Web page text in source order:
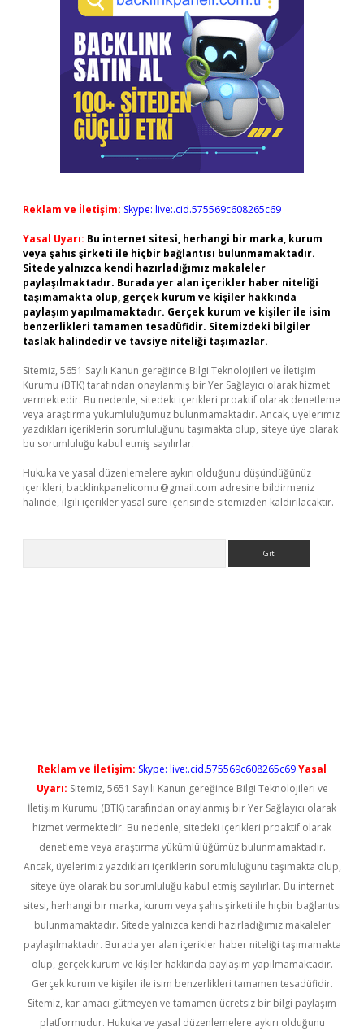
Reklam ve İletişim: Skype: live:.cid.575569c608265c69
Yasal Uyarı: Bu internet sitesi, herhangi bir marka, kurum
veya şahıs şirketi ile hiçbir bağlantısı bulunmamaktadır.
Sitede yalnızca kendi hazırladığımız makaleler
paylaşılmaktadır. Burada yer alan içerikler haber niteliği
taşımamakta olup, gerçek kurum ve kişiler hakkında
paylaşım yapılmamaktadır. Gerçek kurum ve kişiler ile isim
benzerlikleri tamamen tesadüfidir. Sitemizdeki bilgiler
taslak halindedir ve tavsiye niteliği taşımazlar.
Sitemiz, 5651 Sayılı Kanun gereğince Bilgi Teknolojileri ve İletişim
Kurumu (BTK) tarafından onaylanmış bir Yer Sağlayıcı olarak hizmet
vermektedir. Bu nedenle, sitedeki içerikleri proaktif olarak denetleme
veya araştırma yükümlülüğümüz bulunmamaktadır. Ancak, üyelerimiz
yazdıkları içeriklerin sorumluluğunu taşımakta olup, siteye üye olarak
bu sorumluluğu kabul etmiş sayılırlar.
Hukuka ve yasal düzenlemelere aykırı olduğunu düşündüğünüz
içerikleri, backlinkpanelicomtr@gmail.com adresine bildirmeniz
halinde, ilgili içerikler yasal süre içerisinde sitemizden kaldırılacaktır.
Reklam ve İletişim: Skype: live:.cid.575569c608265c69Yasal
Uyarı: Sitemiz, 5651 Sayılı Kanun gereğince Bilgi Teknolojileri ve
İletişim Kurumu (BTK) tarafından onaylanmış bir Yer Sağlayıcı olarak
hizmet vermektedir. Bu nedenle, sitedeki içerikleri proaktif olarak
denetleme veya araştırma yükümlülüğümüz bulunmamaktadır.
Ancak, üyelerimiz yazdıkları içeriklerin sorumluluğunu taşımakta olup,
siteye üye olarak bu sorumluluğu kabul etmiş sayılırlar. Bu internet
sitesi, herhangi bir marka, kurum veya şahıs şirketi ile hiçbir bağlantısı
bulunmamaktadır. Sitede yalnızca kendi hazırladığımız makaleler
paylaşılmaktadır. Burada yer alan içerikler haber niteliği taşımamakta
olup, gerçek kurum ve kişiler hakkında paylaşım yapılmamaktadır.
Gerçek kurum ve kişiler ile isim benzerlikleri tamamen tesadüfidir.
Sitemiz, kar amacı gütmeyen ve tamamen ücretsiz bir bilgi paylaşım
platformudur. Hukuka ve yasal düzenlemelere aykırı olduğunu